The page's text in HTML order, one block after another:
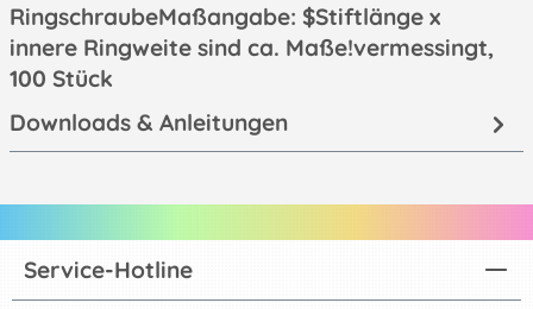
RingschraubeMaßangabe: $Stiftlänge x
innere Ringweite sind ca. Maße!vermessingt,
100 Stück
Downloads & Anleitungen
Service-Hotline